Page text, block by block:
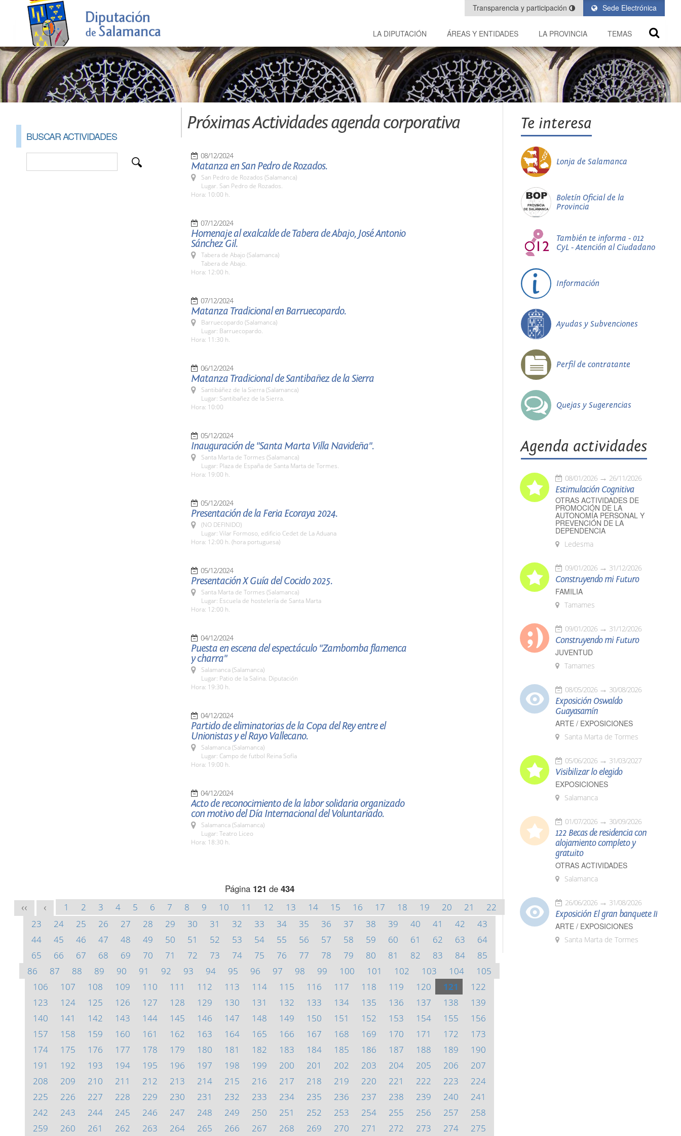
Sede Electrónica
Transparencia y participación
LA DIPUTACIÓN ÁREAS Y ENTIDADES LA PROVINCIA TEMAS
BUSCAR ACTIVIDADES
Próximas Actividades agenda corporativa
08/12/2024
Matanza en San Pedro de Rozados.
San Pedro de Rozados (Salamanca)
Lugar. San Pedro de Rozados.
Hora: 10:00 h.
07/12/2024
Homenaje al exalcalde de Tabera de Abajo, José Antonio
Sánchez Gil.
Tabera de Abajo (Salamanca)
Tabera de Abajo.
Hora: 12:00 h.
07/12/2024
Matanza Tradicional en Barruecopardo.
Barruecopardo (Salamanca)
Lugar: Barruecopardo.
Hora: 11:30 h.
06/12/2024
Matanza Tradicional de Santibañez de la Sierra
Santibáñez de la Sierra (Salamanca)
Lugar: Santibañez de la Sierra.
Hora: 10:00
05/12/2024
Inauguración de "Santa Marta Villa Navideña".
Santa Marta de Tormes (Salamanca)
Lugar: Plaza de España de Santa Marta de Tormes.
Hora: 19:00 h.
05/12/2024
Presentación de la Feria Ecoraya 2024.
(NO DEFINIDO)
Lugar: Vilar Formoso, edificio Cedet de La Aduana
Hora: 12:00 h. (hora portuguesa)
05/12/2024
Presentación X Guía del Cocido 2025.
Santa Marta de Tormes (Salamanca)
Lugar: Escuela de hostelería de Santa Marta
Hora: 12:00 h.
04/12/2024
Puesta en escena del espectáculo "Zambomba flamenca
y charra"
Salamanca (Salamanca)
Lugar: Patio de la Salina. Diputación
Hora: 19:30 h.
04/12/2024
Partido de eliminatorias de la Copa del Rey entre el
Unionistas y el Rayo Vallecano.
Salamanca (Salamanca)
Lugar: Campo de futbol Reina Sofía
Hora: 19:00 h.
04/12/2024
Acto de reconocimiento de la labor solidaria organizado
con motivo del Día Internacional del Voluntariado.
Salamanca (Salamanca)
Lugar: Teatro Liceo
Hora: 18:30 h.
Página 121 de 434
<< < 1 2 3 4 5 6 7 8 9 10 11 12 13 14 15 16 17 18 19 20 21
22
23
24 25 26 27 28 29 30 31 32 33 34 35 36 37 38 39 40 41 42
43
44
45 46 47 48 49 50 51 52 53 54 55 56 57 58 59 60 61 62 63
64
65
66 67 68 69 70 71 72 73 74 75 76 77 78 79 80 81 82 83 84
85
86
87 88 89 90 91 92 93 94 95 96 97 98 99 100 101 102 103 104
105
106
107 108 109 110 111 112 113 114 115 116 117 118 119 120 121
122
123
124 125 126 127 128 129 130 131 132 133 134 135 136 137 138
139
140
141 142 143 144 145 146 147 148 149 150 151 152 153 154 155
156
157
158 159 160 161 162 163 164 165 166 167 168 169 170 171 172
173
174
175 176 177 178 179 180 181 182 183 184 185 186 187 188 189
190
191
192 193 194 195 196 197 198 199 200 201 202 203 204 205 206
207
208
209 210 211 212 213 214 215 216 217 218 219 220 221 222 223
224
225
226 227 228 229 230 231 232 233 234 235 236 237 238 239 240
241
242
243 244 245 246 247 248 249 250 251 252 253 254 255 256 257
258
259
260 261 262 263 264 265 266 267 268 269 270 271 272 273 274 275
Te interesa
Lonja de Salamanca
Boletín Oficial de la
Provincia
También te informa - 012
CyL - Atención al Ciudadano
Información
Ayudas y Subvenciones
Perfil de contratante
Quejas y Sugerencias
Agenda actividades
08/01/2026 26/11/2026
Estimulación Cognitiva
OTRAS ACTIVIDADES DE
PROMOCIÓN DE LA
AUTONOMÍA PERSONAL Y
PREVENCIÓN DE LA
DEPENDENCIA
Ledesma
09/01/2026 31/12/2026
Construyendo mi Futuro
FAMILIA
Tamames
09/01/2026 31/12/2026
Construyendo mi Futuro
JUVENTUD
Tamames
08/05/2026 30/08/2026
Exposición Oswaldo
Guayasamín
ARTE / EXPOSICIONES
Santa Marta de Tormes
05/06/2026 31/03/2027
Visibilizar lo elegido
EXPOSICIONES
Salamanca
01/07/2026 30/09/2026
122 Becas de residencia con
alojamiento completo y
gratuito
OTRAS ACTIVIDADES
Salamanca
26/06/2026 31/08/2026
Exposición El gran banquete II
ARTE / EXPOSICIONES
Santa Marta de Tormes